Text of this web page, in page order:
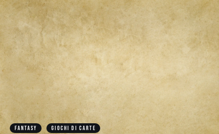
Fantasy
Games
Recensioni
Libri e fumetti
Cercatori
FANTASY GIOCHI DI CARTE